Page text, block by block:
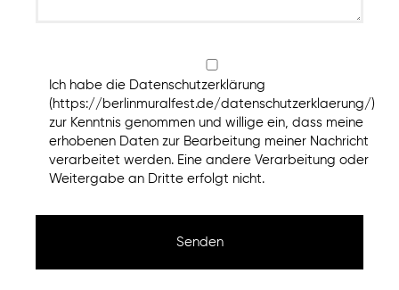
Ich habe die Datenschutzerklärung
(https://berlinmuralfest.de/datenschutzerklaerung/)
zur Kenntnis genommen und willige ein, dass meine
erhobenen Daten zur Bearbeitung meiner Nachricht
verarbeitet werden. Eine andere Verarbeitung oder
Weitergabe an Dritte erfolgt nicht.